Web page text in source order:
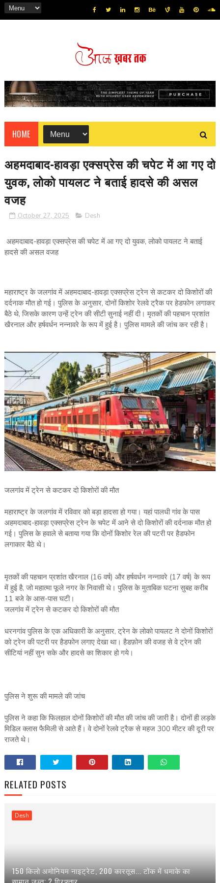
HOME
अहमदाबाद-हावड़ा एक्सप्रेस की चपेट में आ गए दो
युवक, लोको पायलट ने बताई हादसे की असल
वजह
October 27, 2025 Desh
अहमदाबाद-हावड़ा एक्सप्रेस की चपेट में आ गए दो युवक, लोको पायलट ने बताई
हादसे की असल वजह
महाराष्ट्र के जलगांव में अहमदाबाद-हावड़ा एक्सप्रेस ट्रेन से कटकर दो किशोरों की
दर्दनाक मौत हो गई। पुलिस के अनुसार, दोनों किशोर रेलवे ट्रैक पर हेडफोन लगाकर
बैठे थे, जिसके कारण उन्हें ट्रेन की सीटी सुनाई नहीं दी। मृतकों की पहचान प्रशांत
खैरनाल और हर्षवर्धन नन्नावरे के रूप में हुई है। पुलिस मामले की जांच कर रही है।
जलगांव में ट्रेन से कटकर दो किशोरों की मौत
महाराष्ट्र के जलगांव में रविवार को बड़ा हादसा हो गया। यहां पालधी गांव के पास
अहमदाबाद-हावड़ा एक्सप्रेस ट्रेन के चपेट में आने से दो किशोरों की दर्दनाक मौत हो
गई। पुलिस के हवाले से बताया गया कि दोनों किशोर रेल की पटरी पर हैडफोन
लगाकार बैठे थे।
मृतकों की पहचान प्रशांत खैरनाल (16 वर्ष) और हर्षवर्धन नन्नावरे (17 वर्ष) के रूप
में हुई है, जो महात्मा फूले नगर के निवासी थे। पुलिस के मुताबिक घटना सुबह करीब
11 बजे के आस-पास घटी।
जलगांव में ट्रेन से कटकर दो किशोरों की मौत
धरनगांव पुलिस के एक अधिकारी के अनुसार, ट्रेन के लोको पायलट ने दोनों किशोरों
को ट्रेन की पटरी पर हैडफोन लगाए देखा था। हैडफ़ोन की वजह से वे ट्रेन की
सीटियां नहीं सुन सके और हादसे का शिकार हो गये।
पुलिस ने शुरू की मामले की जांच
पुलिस ने कहा कि फिलहाल दोनों किशोरों की मौत की जांच की जारी है। दोनों ही लड़के
मिडिल क्लास फैमिली से आते हैं। वे दोनों रेलवे ट्रैक से महज 300 मीटर की दूरी पर
राजते थे।
RELATED POSTS
Desh
150 किलो अमोनियम नाइट्रेट, 200 कारतूस... टोंक में धमाके का